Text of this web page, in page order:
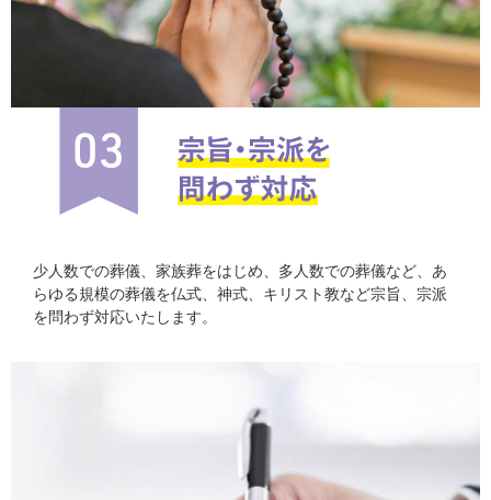
少人数での葬儀、家族葬をはじめ、多人数での葬儀など、あ
らゆる規模の葬儀を仏式、神式、キリスト教など宗旨、宗派
を問わず対応いたします。